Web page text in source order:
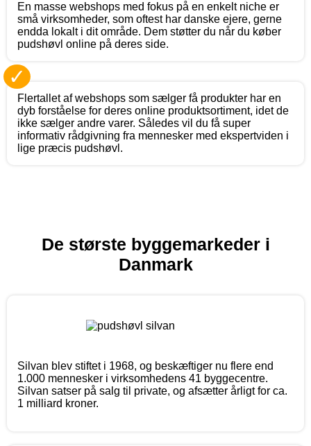
En masse webshops med fokus på en enkelt niche er
små virksomheder, som oftest har danske ejere, gerne
endda lokalt i dit område. Dem støtter du når du køber
pudshøvl online på deres side.
✓
Flertallet af webshops som sælger få produkter har en
dyb forståelse for deres online produktsortiment, idet de
ikke sælger andre varer. Således vil du få super
informativ rådgivning fra mennesker med ekspertviden i
lige præcis pudshøvl.
De største byggemarkeder i
Danmark
Silvan blev stiftet i 1968, og beskæftiger nu flere end
1.000 mennesker i virksomhedens 41 byggecentre.
Silvan satser på salg til private, og afsætter årligt for ca.
1 milliard kroner.